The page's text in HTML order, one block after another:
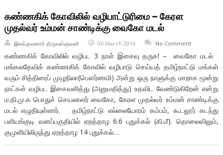
கண்ணகிக் கோவிலில் வழிபாட்டுரிமை – கேரள
முதல்வர் உம்மன் சாண்டிக்கு வைகோ மடல்
இலக்குவனார் திருவள்ளுவன் 06 March 2016 No Comment
கண்ணகிக் கோவிலில் வழிபட 3 நாள் இசைவு தருக! – வைகோ மடல்
மங்கலதேவிக் கண்ணகிக் கோவில் வழிபாடு செய்யத் தமிழ்நாட்டு மக்கள்
வரும் சித்திரைப் முழுநிலா(பௌர்ணமி) அன்று ஒரு நாளுக்கு மாறாக மூன்று
நாட்கள் வழிபட இசைவளித்து (அனுமதித்து) உதவிட வேண்டுகிறேன் என்று
ம.தி.மு.க பொதுச் செயலாளர் வைகோ, கேரள முதல்வர் உம்மன் சாண்டிக்கு
மடல் எழுதியுள்ளார். தமிழ்நாட்டு எல்லையோரம் கம்பம், கூடலூர் கடந்து
பளியங்குடி வனப்பகுதியில் ஏறத்தாழ 6.6 புதுக்கல் (கி.மீ). தொலைவிலும்,
குமுளியிலிருந்து ஏறத்தாழ 14 புதுக்கல்…